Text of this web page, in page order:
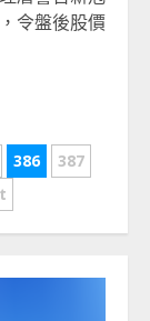
令盤後股價
386
387